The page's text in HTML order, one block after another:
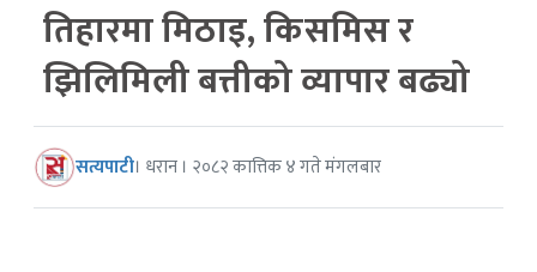
तिहारमा मिठाइ, किसमिस र
झिलिमिली बत्तीको व्यापार बढ्यो
सत्यपाटी। धरान । २०८२ कात्तिक ४ गते मंगलबार